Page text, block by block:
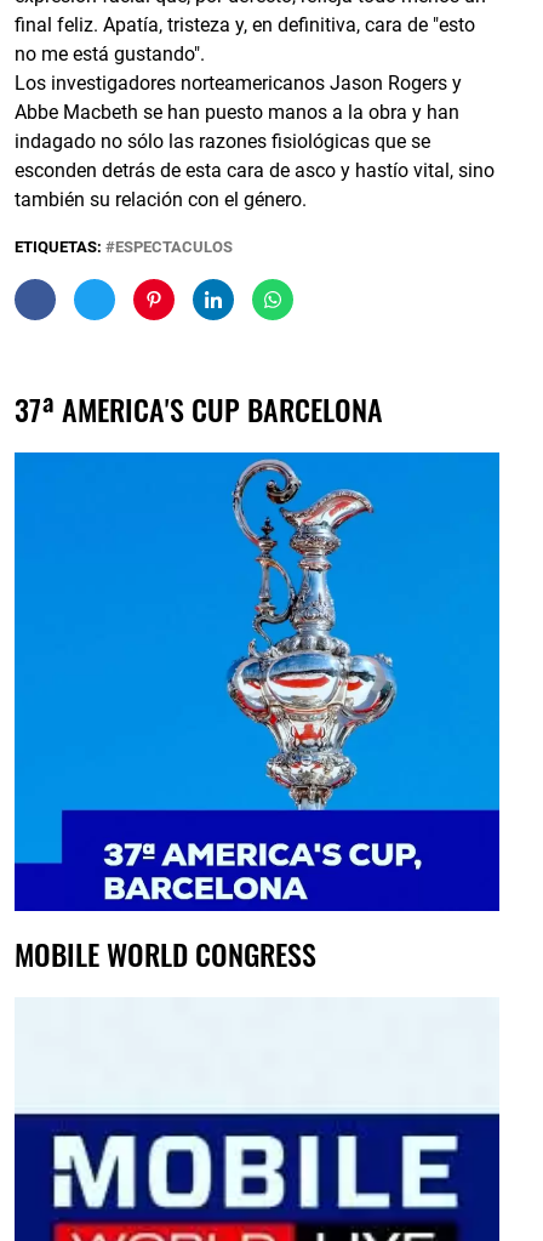
final feliz. Apatía, tristeza y, en definitiva, cara de "esto
no me está gustando".
Los investigadores norteamericanos Jason Rogers y
Abbe Macbeth se han puesto manos a la obra y han
indagado no sólo las razones fisiológicas que se
esconden detrás de esta cara de asco y hastío vital, sino
también su relación con el género.
ETIQUETAS: ESPECTACULOS
37ª AMERICA'S CUP BARCELONA
MOBILE WORLD CONGRESS